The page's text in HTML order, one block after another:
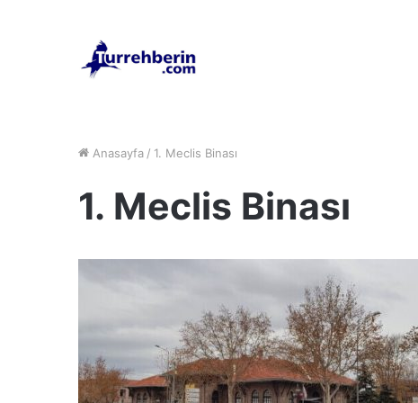
Anasayfa / 1. Meclis Binası
1. Meclis Binası